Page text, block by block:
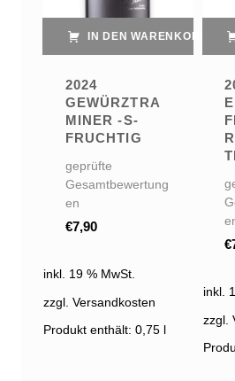
IN DEN WARENKORB
2024
GEWÜRZTRA
MINER -S-
FRUCHTIG
geprüfte
Gesamtbewertung
en
€7,90
inkl. 19 % MwSt.
zzgl. Versandkosten
Produkt enthält: 0,75
€
inkl.
zzgl.